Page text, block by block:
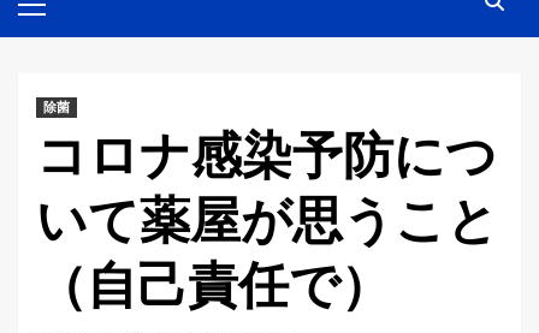
Menu
除菌
コロナ感染予防につ
いて薬屋が思うこと
（自己責任で）